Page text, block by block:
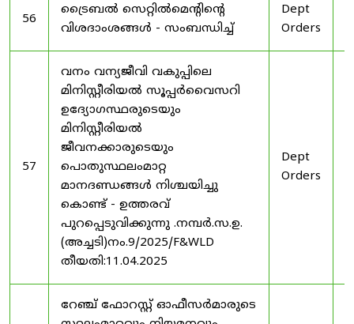
56
ട്രൈബൽ സെറ്റിൽമെൻ്റിൻ്റെ
വിശദാംശങ്ങൾ - സംബന്ധിച്ച്
Dept
Orders
57
വനം വന്യജീവി വകുപ്പിലെ
മിനിസ്റ്റീരിയൽ സൂപ്പർവൈസറി
ഉദ്യോഗസ്ഥരുടെയും
മിനിസ്റ്റീരിയൽ
ജീവനക്കാരുടെയും
പൊതുസ്ഥലംമാറ്റ
മാനദണ്ഡങ്ങൾ നിശ്ചയിച്ചു
കൊണ്ട് - ഉത്തരവ്
പുറപ്പെടുവിക്കുന്നു .നമ്പർ.സ.ഉ.
(അച്ചടി)നം.9/2025/F&WLD
തീയതി:11.04.2025
Dept
Orders
റേഞ്ച് ഫോറസ്റ്റ് ഓഫീസർമാരുടെ